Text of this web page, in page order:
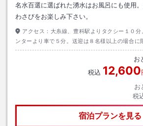
名水百選に選ばれた湧水はお風呂にも使用
わさびをお楽しみ下さい。
アクセス： 大糸線、豊科駅よりタクシー１０
ンターより車で５分。送迎は８名様以上の場合に
能。
お
税込 12,600
お
税
宿泊プランを見る